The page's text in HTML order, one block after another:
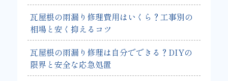
瓦屋根の雨漏り修理費用はいくら？工事別の
相場と安く抑えるコツ
瓦屋根の雨漏り修理は自分でできる？DIYの
限界と安全な応急処置